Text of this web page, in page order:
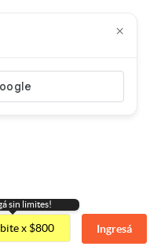
sin limites!
x $800 Ingresá
×